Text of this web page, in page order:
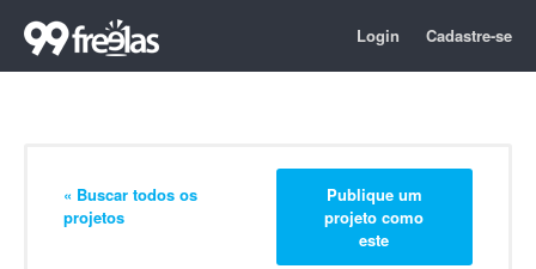
Login Cadastre-se
« Buscar todos os
projetos
Publique um
projeto como
este